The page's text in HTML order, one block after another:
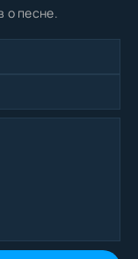
о песне.